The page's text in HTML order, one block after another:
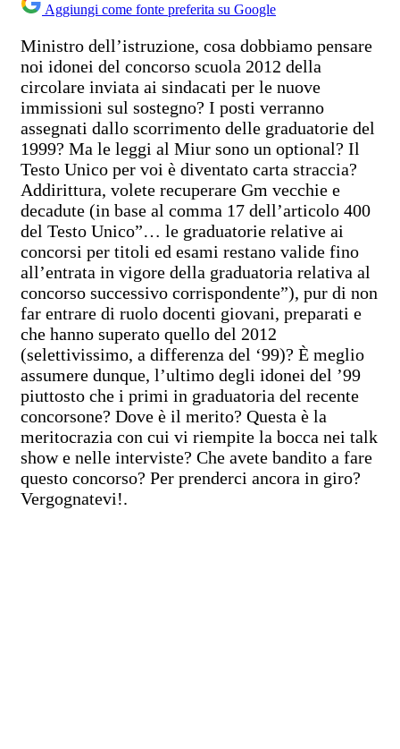
Aggiungi come fonte preferita su Google
Ministro dell’istruzione, cosa dobbiamo pensare
noi idonei del concorso scuola 2012 della
circolare inviata ai sindacati per le nuove
immissioni sul sostegno? I posti verranno
assegnati dallo scorrimento delle graduatorie del
1999? Ma le leggi al Miur sono un optional? Il
Testo Unico per voi è diventato carta straccia?
Addirittura, volete recuperare Gm vecchie e
decadute (in base al comma 17 dell’articolo 400
del Testo Unico”… le graduatorie relative ai
concorsi per titoli ed esami restano valide fino
all’entrata in vigore della graduatoria relativa al
concorso successivo corrispondente”), pur di non
far entrare di ruolo docenti giovani, preparati e
che hanno superato quello del 2012
(selettivissimo, a differenza del ‘99)? È meglio
assumere dunque, l’ultimo degli idonei del ’99
piuttosto che i primi in graduatoria del recente
concorsone? Dove è il merito? Questa è la
meritocrazia con cui vi riempite la bocca nei talk
show e nelle interviste? Che avete bandito a fare
questo concorso? Per prenderci ancora in giro?
Vergognatevi!.